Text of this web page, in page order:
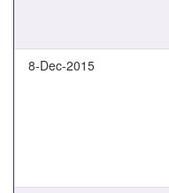
8-Dec-2015